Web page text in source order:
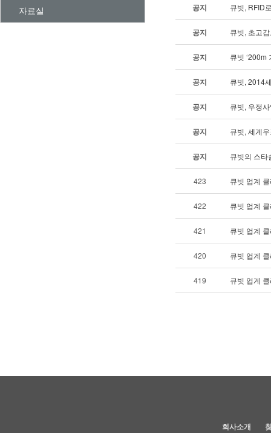
자료실
공지 큐빗, RFID
공지 큐빗, 초고
공지 큐빗 ‘200m
공지 큐빗, 2014
공지 큐빗, 우정
공지 큐빗, 세계
공지 큐빗의 스
423 큐빗 업계
422 큐빗 업계
421 큐빗 업계
420 큐빗 업계
419 큐빗 업계
회사소개